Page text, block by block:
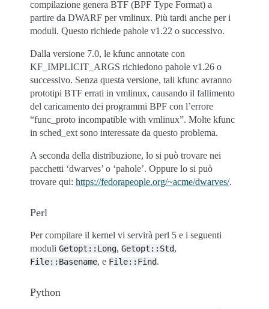
compilazione genera BTF (BPF Type Format) a
partire da DWARF per vmlinux. Più tardi anche per i
moduli. Questo richiede pahole v1.22 o successivo.
Dalla versione 7.0, le kfunc annotate con
KF_IMPLICIT_ARGS richiedono pahole v1.26 o
successivo. Senza questa versione, tali kfunc avranno
prototipi BTF errati in vmlinux, causando il fallimento
del caricamento dei programmi BPF con l’errore
“func_proto incompatible with vmlinux”. Molte kfunc
in sched_ext sono interessate da questo problema.
A seconda della distribuzione, lo si può trovare nei
pacchetti ‘dwarves’ o ‘pahole’. Oppure lo si può
trovare qui: https://fedorapeople.org/~acme/dwarves/.
Perl
Per compilare il kernel vi servirà perl 5 e i seguenti
moduli Getopt::Long, Getopt::Std,
File::Basename, e File::Find.
Python